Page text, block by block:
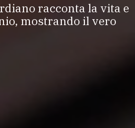
racconta la vita e
mostrando il vero